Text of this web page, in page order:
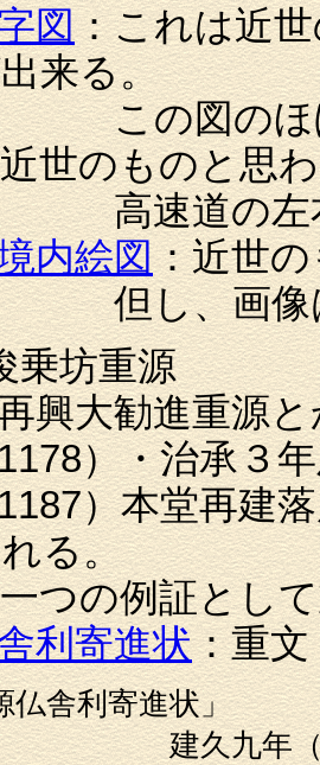
図：これは近
来る。
ぼ中央を南
世のものと思
右（東西）
内絵図：近世
は不鮮明
乗坊重源
大勧進重源と
）・治承３
）本堂再建
る。
つの例証とし
利寄進状：重文
仏舎利寄進状」
年（1198）